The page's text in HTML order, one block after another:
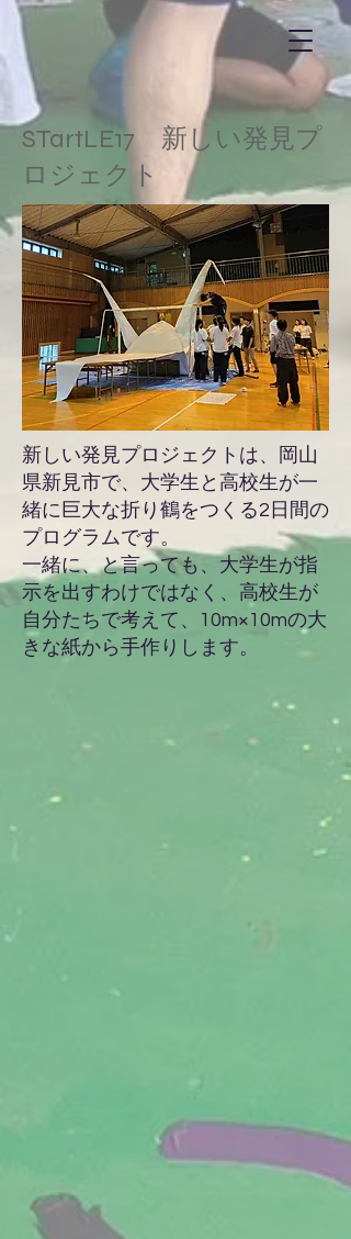
STartLE17 新しい発見プ
ロジェクト
新しい発見プロジェクトは、岡山
県新見市で、大学生と高校生が一
緒に巨大な折り鶴をつくる2日間の
プログラムです。
一緒に、と言っても、大学生が指
示を出すわけではなく、高校生が
自分たちで考えて、10m×10mの大
きな紙から手作りします。